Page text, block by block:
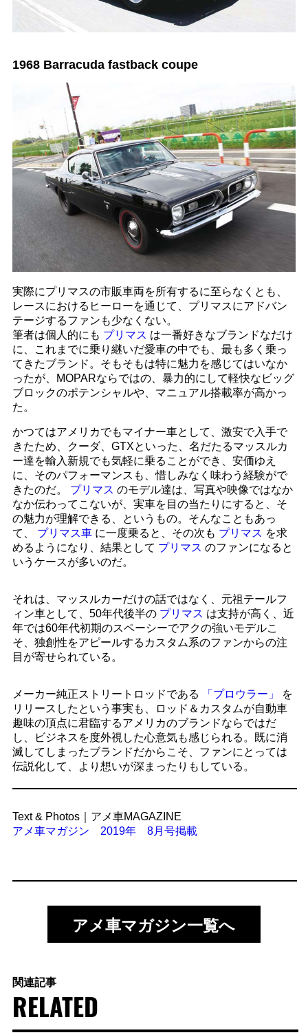
1968 Barracuda fastback coupe
実際にプリマスの市販車両を所有するに至らなくとも、
レースにおけるヒーローを通じて、プリマスにアドバン
テージするファンも少なくない。
筆者は個人的にも プリマス は一番好きなブランドなだけ
に、これまでに乗り継いだ愛車の中でも、最も多く乗っ
てきたブランド。そもそもは特に魅力を感じてはいなか
ったが、MOPARならではの、暴力的にして軽快なビッグ
ブロックのポテンシャルや、マニュアル搭載率が高かっ
た。
かつてはアメリカでもマイナー車として、激安で入手で
きたため、クーダ、GTXといった、名だたるマッスルカ
ー達を輸入新規でも気軽に乗ることができ、安価ゆえ
に、そのパフォーマンスも、惜しみなく味わう経験がで
きたのだ。 プリマス のモデル達は、写真や映像ではなか
なか伝わってこないが、実車を目の当たりにすると、そ
の魅力が理解できる、というもの。そんなこともあっ
て、 プリマス車に一度乗ると、その次も プリマス を求
めるようになり、結果として プリマス のファンになると
いうケースが多いのだ。
それは、マッスルカーだけの話ではなく、元祖テールフ
ィン車として、50年代後半の プリマス は支持が高く、近
年では60年代初期のスペーシーでアクの強いモデルこ
そ、独創性をアピールするカスタム系のファンからの注
目が寄せられている。
メーカー純正ストリートロッドである 「プロウラー」
を
リリースしたという事実も、ロッド＆カスタムが自動車
趣味の頂点に君臨するアメリカのブランドならではだ
し、ビジネスを度外視した心意気も感じられる。既に消
滅してしまったブランドだからこそ、ファンにとっては
伝説化して、より想いが深まったりもしている。
Text & Photos｜アメ車MAGAZINE
アメ車マガジン 2019年 8月号掲載
アメ車マガジン一覧へ
関連記事
RELATED